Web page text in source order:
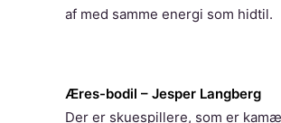
af med samme energi som hidtil.
Æres-bodil – Jesper Langberg
Der er skuespillere, som er